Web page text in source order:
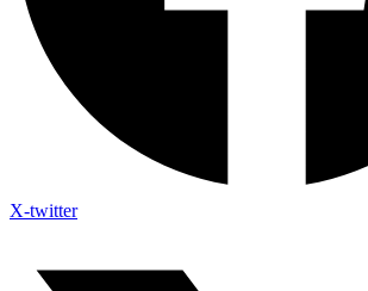
X-twitter